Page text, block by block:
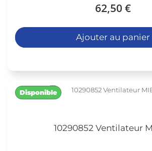
62,50 €
Ajouter au panier
10290852 Ventilateur
Disponible